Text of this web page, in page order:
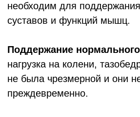
необходим для
суставов и функций мышц.
Поддержание
нагрузка на колени,
не была чрезмерной и они
преждевременно.